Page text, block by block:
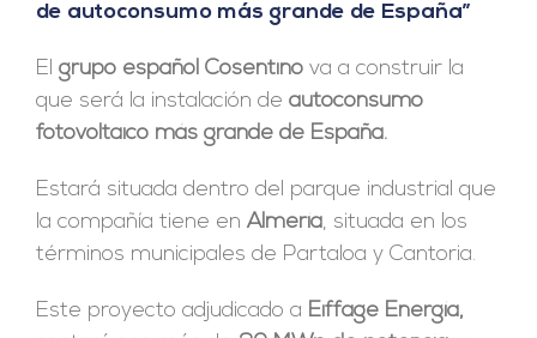
de autoconsumo más grande de España”
El grupo español Cosentinova a construir la
que será la instalación de autoconsumo
fotovoltaico más grande de España.
Estará situada dentro del parque industrial que
la compañía tiene en Almería, situada en los
términos municipales de Partaloa y Cantoria.
Este proyecto adjudicado a Eiffage Energía,